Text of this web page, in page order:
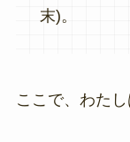
末)。
ここで、わたし